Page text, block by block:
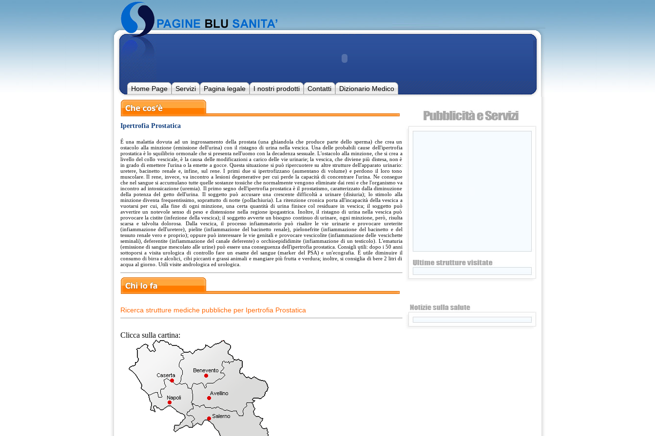
Home Page Servizi Pagina legale I nostri prodotti Contatti Dizionario Medico
Ipertrofia Prostatica
É una malattia dovuta ad un ingrossamento della prostata (una ghiandola che produce parte dello sperma) che crea un
ostacolo alla minzione (emissione dell'urina) con il ristagno di urina nella vescica. Una delle probabili cause dell'ipertrofia
prostatica è lo squilibrio ormonale che si presenta nell'uomo con la decadenza sessuale. L'ostacolo alla minzione, che si crea a
livello del collo vescicale, è la causa delle modificazioni a carico delle vie urinarie; la vescica, che diviene più distesa, non è
in grado di emettere l'urina o la emette a gocce. Questa situazione si può ripercuotere su altre strutture dell'apparato urinario:
uretere, bacinetto renale e, infine, sul rene. I primi due si ipertrofizzano (aumentano di volume) e perdono il loro tono
muscolare. Il rene, invece, va incontro a lesioni degenerative per cui perde la capacità di concentrare l'urina. Ne consegue
che nel sangue si accumulano tutte quelle sostanze tossiche che normalmente vengono eliminate dai reni e che l'organismo va
incontro ad intossicazione (uremia). Il primo segno dell'ipertrofia prostatica è il prostatismo, caratterizzato dalla diminuzione
della potenza del getto dell'urina. Il soggetto può accusare una crescente difficoltà a urinare (disiuria); lo stimolo alla
minzione diventa frequentissimo, soprattutto di notte (pollachiuria). La ritenzione cronica porta all'incapacità della vescica a
vuotarsi per cui, alla fine di ogni minzione, una certa quantità di urina finisce col residuare in vescica; il soggetto può
avvertire un notevole senso di peso e distensione nella regione ipogastrica. Inoltre, il ristagno di urina nella vescica può
provocare la cistite (infezione della vescica); il soggetto avverte un bisogno continuo di urinare, ogni minzione, però, risulta
scarsa e talvolta dolorosa. Dalla vescica, il processo infiammatorio può risalire le vie urinarie e provocare ureterite
(infiammazione dell'uretere), pielite (infiammazione del bacinetto renale), pielonefrite (infiammazione del bacinetto e del
tessuto renale vero e proprio); oppure può interessare le vie genitali e provocare vescicolite (infiammazione delle vescichette
seminali), deferentite (infiammazione del canale deferente) o orchioepididimite (infiammazione di un testicolo). L'ematuria
(emissione di sangue mescolato alle urine) può essere una conseguenza dell'ipertrofia prostatica. Consigli utili: dopo i 50 anni
sottoporsi a visita urologica di controllo fare un esame del sangue (marker del PSA) e un'ecografia. É utile diminuire il
consumo di birra e alcolici, cibi piccanti e grassi animali e mangiare più frutta e verdura; inoltre, si consiglia di bere 2 litri di
acqua al giorno. Utili visite andrologica ed urologica.
Ricerca strutture mediche pubbliche per Ipertrofia Prostatica
Clicca sulla cartina: